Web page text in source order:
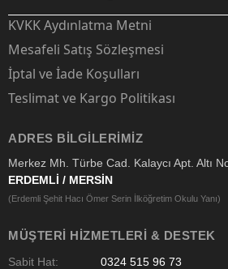
KVKK Aydınlatma Metni
Mesafeli Satış Sözleşmesi
İptal ve İade Koşulları
Teslimat ve Kargo Politikası
ADRES BILGILERIMIZ
Merkez Mh. Türbe Cad. Kalaycı Apt. Altı
ERDEMLİ / MERSİN
(Erdemli Şehit Hacı Ömer Serin İlköğretim Okulu Yanı)
MÜŞTERI HIZMETLERI & DESTEK
Sabit Hat: 0324 515 96 73